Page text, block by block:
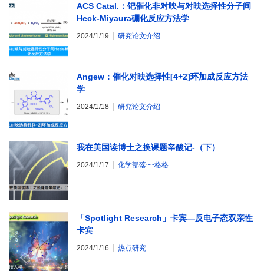
ACS Catal.：钯催化非对映与对映选择性分子间
Heck-Miyaura硼化反应方法学
2024/1/19 研究论文介绍
Angew：催化对映选择性[4+2]环加成反应方法
学
2024/1/18 研究论文介绍
我在美国读博士之换课题辛酸记-（下）
2024/1/17 化学部落~~格格
「Spotlight Research」卡宾―反电子态双亲性
卡宾
2024/1/16 热点研究